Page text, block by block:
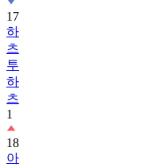
17
하
츠
투
하
츠
1
18
아